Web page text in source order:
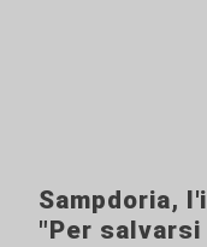
Sampdoria,
"Per